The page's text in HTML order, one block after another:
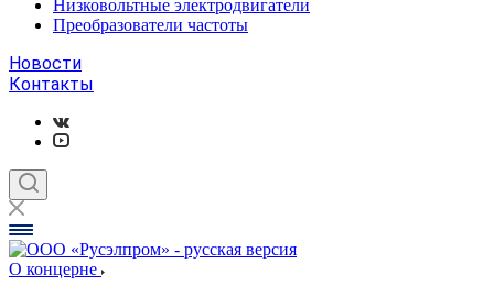
Низковольтные электродвигатели
Преобразователи частоты
Новости
Контакты
О концерне